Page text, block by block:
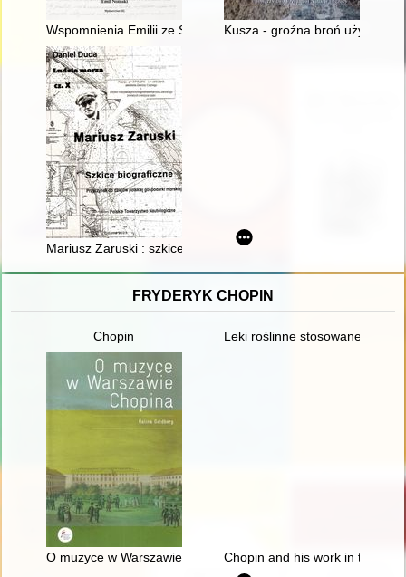
Wspomnienia Emilii ze Szwarców Heurichowej (1819-1905) i
Kusza - groźna broń używana
Mariusz Zaruski : szkice biograficzne : (przyczynek do
FRYDERYK CHOPIN
Chopin Leki roślinne stosowane w
O muzyce w Warszawie ChopinaChopin and his work in the